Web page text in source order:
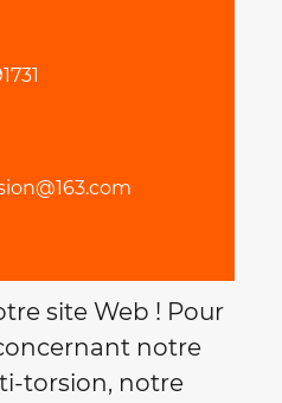
site Web ! Pour
notre
torsion, notre